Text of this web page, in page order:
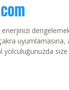
yolculuğunuzda